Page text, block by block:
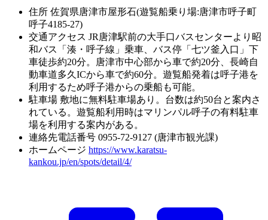
住所 佐賀県唐津市屋形石(遊覧船乗り場:唐津市呼子町
呼子4185-27)
交通アクセス JR唐津駅前の大手口バスセンターより昭
和バス「湊・呼子線」乗車、バス停「七ツ釜入口」下
車徒歩約20分。唐津市中心部から車で約20分、長崎自
動車道多久ICから車で約60分。遊覧船発着は呼子港を
利用するため呼子港からの乗船も可能。
駐車場 敷地に無料駐車場あり。台数は約50台と案内さ
れている。遊覧船利用時はマリンパル呼子の有料駐車
場を利用する案内がある。
連絡先電話番号 0955-72-9127 (唐津市観光課)
ホームページ https://www.karatsu-
kankou.jp/en/spots/detail/4/